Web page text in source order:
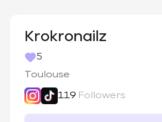
Krokronailz
5
Toulouse
119 Followers